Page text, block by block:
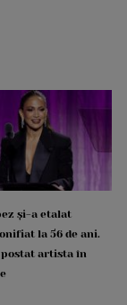
și-a etalat
la 56 de ani.
postat artista în